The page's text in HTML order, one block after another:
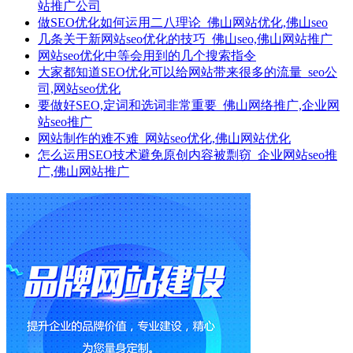
站推广公司
做SEO优化如何运用二八理论_佛山网站优化,佛山seo
几条关于新网站seo优化的技巧_佛山seo,佛山网站推广
网站seo优化中等会用到的几个搜索指令
大家都知道SEO优化可以给网站带来很多的流量_seo公
司,网站seo优化
要做好SEO,定词和选词非常重要_佛山网络推广,企业网
站seo推广
网站制作的难不难_网站seo优化,佛山网站优化
怎么运用SEO技术避免原创内容被剽窃_企业网站seo推
广,佛山网站推广